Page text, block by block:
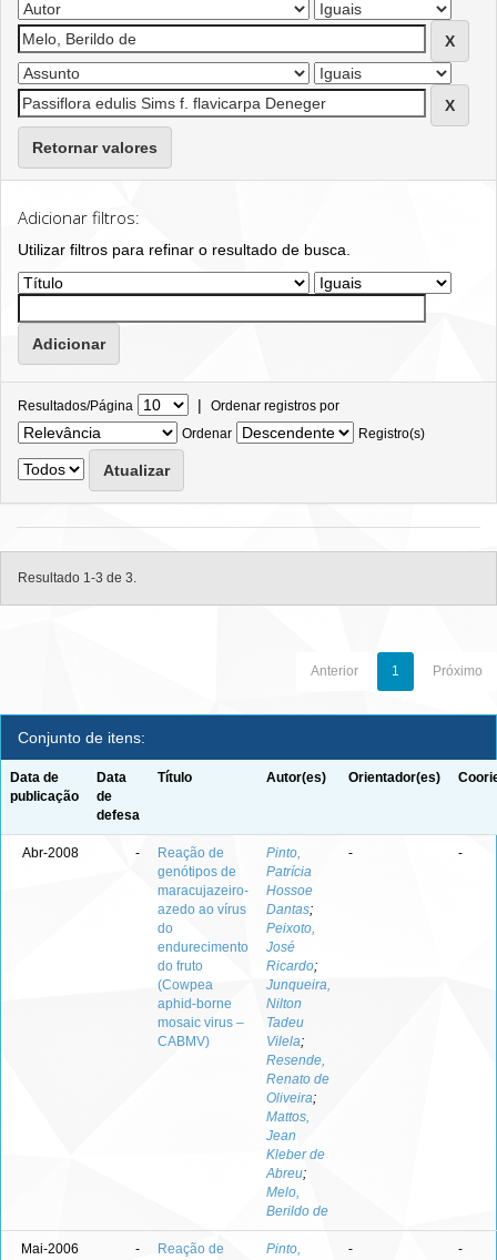
Retornar valores
Adicionar filtros:
Utilizar filtros para refinar o resultado de busca.
Resultados/Página | Ordenar registros por
Ordenar
Registro(s)
Resultado 1-3 de 3.
Anterior 1 Próximo
Conjunto de itens:
Data de
publicação
Data
de
defesa
Título Autor(es) Orientador(es)
Abr-2008 -
Reação de
genótipos de
maracujazeiro-
azedo ao vírus
do
endurecimento
do fruto
(Cowpea
aphid-borne
mosaic virus –
CABMV)
Pinto,
Patrícia
Hossoe
Dantas;
Peixoto,
José
Ricardo;
Junqueira,
Nilton
Tadeu
Vilela;
Resende,
Renato de
Oliveira;
Mattos,
Jean
Kleber de
Abreu;
Melo,
Berildo de
- -
Mai-2006 -
Reação de
Pinto,
- -